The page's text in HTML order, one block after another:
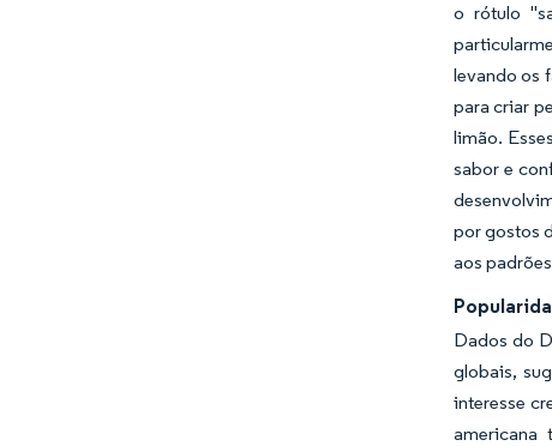
o rótulo
levando os
para criar
limão.
sabor e
por gostos
aos
Dados do
globais,
interesse
americana